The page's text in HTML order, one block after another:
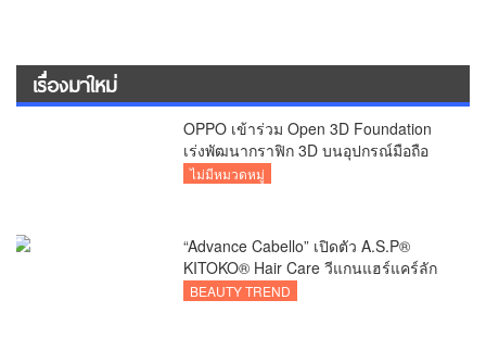
เรื่องมาใหม่
OPPO เข้าร่วม Open 3D Foundation
เร่งพัฒนากราฟิก 3D บนอุปกรณ์มือถือ
ไม่มีหมวดหมู่
“Advance Cabello” เปิดตัว A.S.P®
KITOKO® Hair Care วีแกนแฮร์แคร์ลัก
ชัวรีจากอังกฤษ ยกระดับการดูแลเส้นผม
BEAUTY TREND